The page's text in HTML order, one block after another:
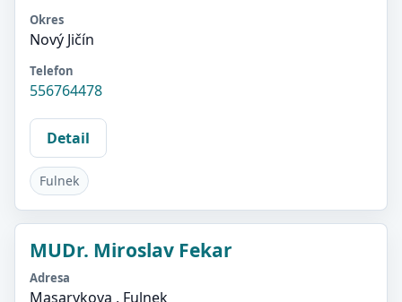
Okres
Nový Jičín
Telefon
556764478
Detail
Fulnek
MUDr. Miroslav Fekar
Adresa
Masarykova , Fulnek